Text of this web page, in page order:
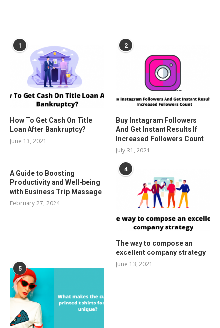
1
How To Get Cash On Title
Loan After Bankruptcy?
June 13, 2021
2
Buy Instagram Followers
And Get Instant Results If
Increased Followers Count
July 31, 2021
A Guide to Boosting
Productivity and Well-being
with Business Trip Massage
February 27, 2024
4
The way to compose an
excellent company strategy
June 13, 2021
5